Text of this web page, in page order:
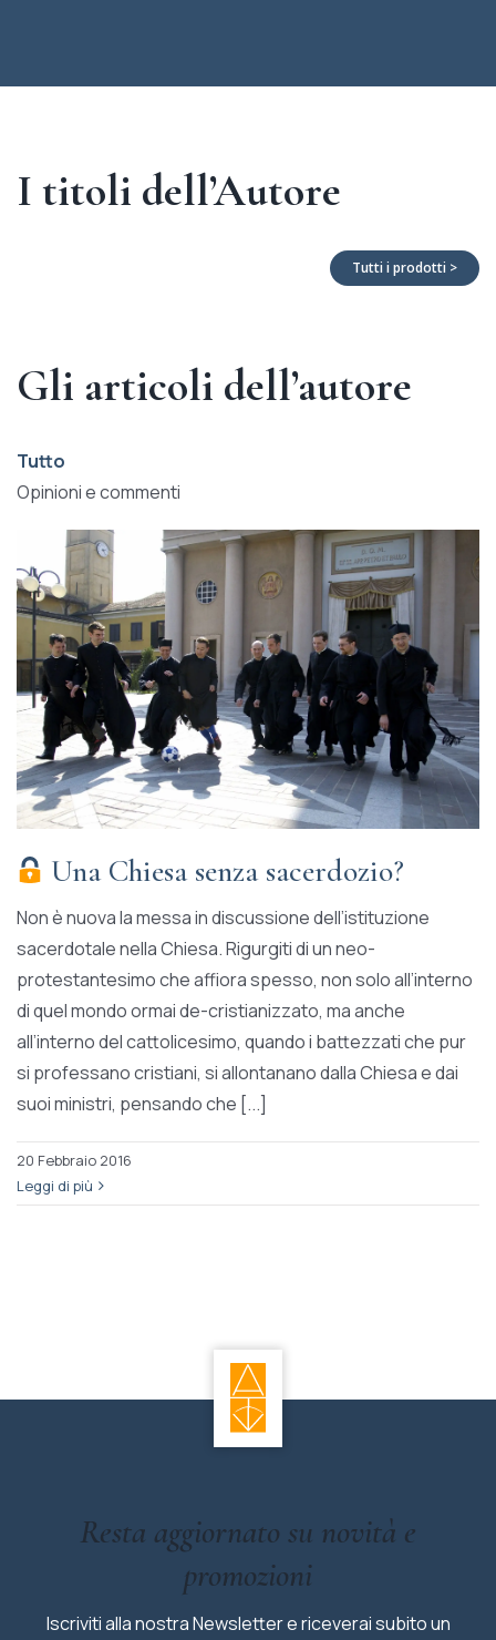
I titoli dell’Autore
Tutti i prodotti >
Gli articoli dell’autore
Tutto
Opinioni e commenti
Una Chiesa senza sacerdozio?
Non è nuova la messa in discussione dell’istituzione
sacerdotale nella Chiesa. Rigurgiti di un neo-
protestantesimo che affiora spesso, non solo all’interno
di quel mondo ormai de-cristianizzato, ma anche
all’interno del cattolicesimo, quando i battezzati che pur
si professano cristiani, si allontanano dalla Chiesa e dai
suoi ministri, pensando che [...]
20 Febbraio 2016
Leggi di più
Resta aggiornato su novità e
promozioni
Iscriviti alla nostra Newsletter e riceverai subito un